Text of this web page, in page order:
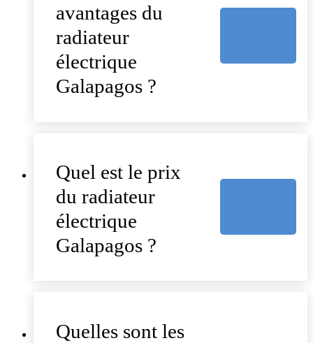
avantages du
radiateur
électrique
Galapagos ?
Quel est le prix
du radiateur
électrique
Galapagos ?
Quelles sont les